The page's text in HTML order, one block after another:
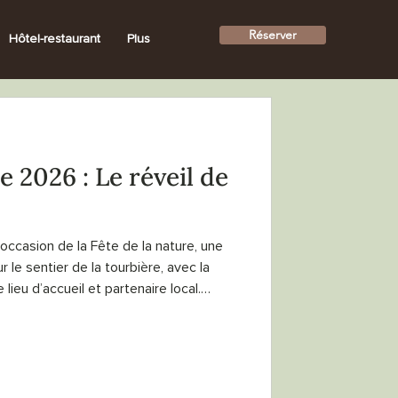
Hôtel-restaurant Plus Réserver
2026 : Le réveil de
de la Fête de la nature, une
le sentier de la tourbière, avec la
d’accueil et partenaire local.